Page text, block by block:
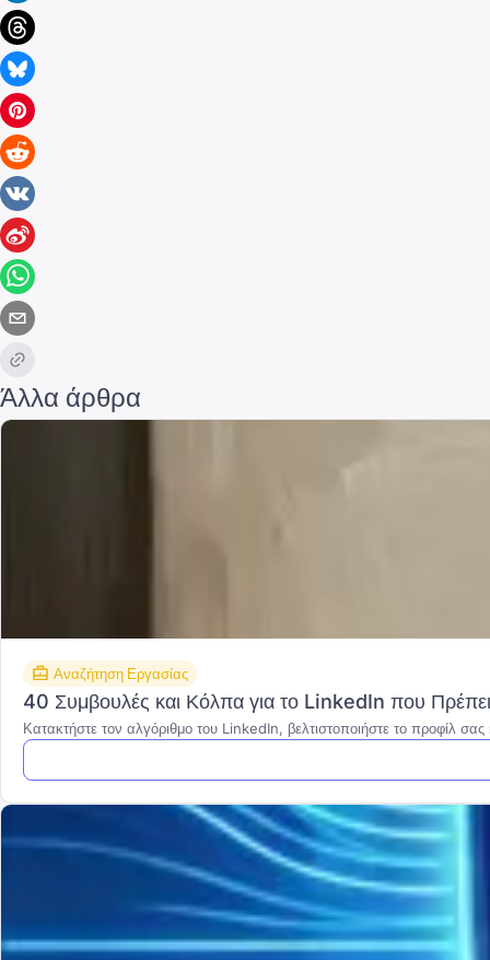
Άλλα άρθρα
Αναζήτηση Εργασίας
40 Συμβουλές και Κόλπα για το LinkedIn που
Κατακτήστε τον αλγόριθμο του LinkedIn, βελτιστοποιήστε το προφίλ σας